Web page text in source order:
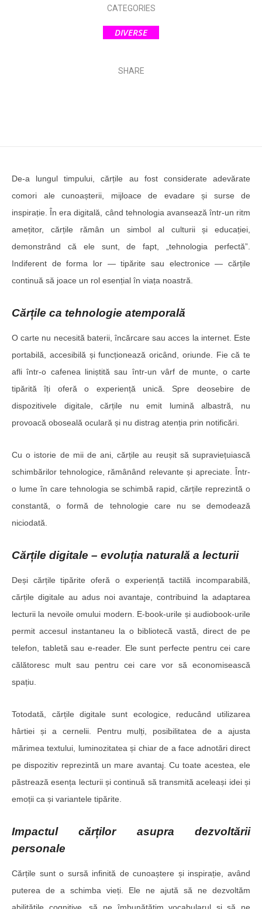
CATEGORIES
DIVERSE
SHARE
De-a lungul timpului, cărțile au fost considerate adevărate
comori ale cunoașterii, mijloace de evadare și surse de
inspirație. În era digitală, când tehnologia avansează într-un ritm
amețitor, cărțile rămân un simbol al culturii și educației,
demonstrând că ele sunt, de fapt, „tehnologia perfectă”.
Indiferent de forma lor — tipărite sau electronice — cărțile
continuă să joace un rol esențial în viața noastră.
Cărțile ca tehnologie atemporală
O carte nu necesită baterii, încărcare sau acces la internet. Este
portabilă, accesibilă și funcționează oricând, oriunde. Fie că te
afli într-o cafenea liniștită sau într-un vârf de munte, o carte
tipărită îți oferă o experiență unică. Spre deosebire de
dispozitivele digitale, cărțile nu emit lumină albastră, nu
provoacă oboseală oculară și nu distrag atenția prin notificări.
Cu o istorie de mii de ani, cărțile au reușit să supraviețuiască
schimbărilor tehnologice, rămânând relevante și apreciate. Într-
o lume în care tehnologia se schimbă rapid, cărțile reprezintă o
constantă, o formă de tehnologie care nu se demodează
niciodată.
Cărțile digitale – evoluția naturală a lecturii
Deși cărțile tipărite oferă o experiență tactilă incomparabilă,
cărțile digitale au adus noi avantaje, contribuind la adaptarea
lecturii la nevoile omului modern. E-book-urile și audiobook-urile
permit accesul instantaneu la o bibliotecă vastă, direct de pe
telefon, tabletă sau e-reader. Ele sunt perfecte pentru cei care
călătoresc mult sau pentru cei care vor să economisească
spațiu.
Totodată, cărțile digitale sunt ecologice, reducând utilizarea
hârtiei și a cernelii. Pentru mulți, posibilitatea de a ajusta
mărimea textului, luminozitatea și chiar de a face adnotări direct
pe dispozitiv reprezintă un mare avantaj. Cu toate acestea, ele
păstrează esența lecturii și continuă să transmită aceleași idei și
emoții ca și variantele tipărite.
Impactul cărților asupra dezvoltării
personale
Cărțile sunt o sursă infinită de cunoaștere și inspirație, având
puterea de a schimba vieți. Ele ne ajută să ne dezvoltăm